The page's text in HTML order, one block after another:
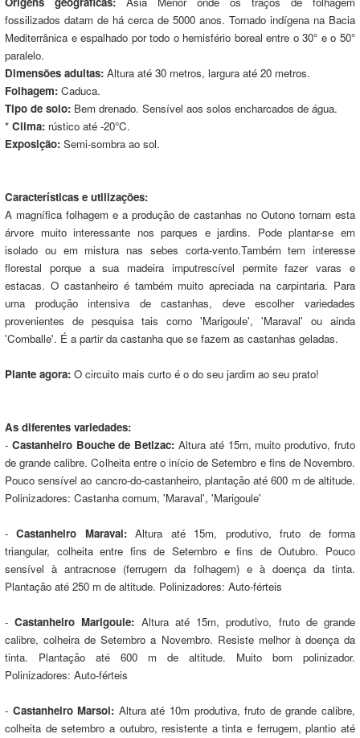
fossilizados datam de há cerca de 5000 anos. Tornado indígena na Bacia
Mediterrânica e espalhado por todo o hemisfério boreal entre o 30° e o 50°
paralelo.
Dimensões adultas: Altura até 30 metros, largura até 20 metros.
Folhagem: Caduca.
Tipo de solo: Bem drenado. Sensível aos solos encharcados de água.
* Clima: rústico até -20°C.
Exposição: Semi-sombra ao sol.
Características e utilizações:
A magnífica folhagem e a produção de castanhas no Outono tornam esta
árvore muito interessante nos parques e jardins. Pode plantar-se em
isolado ou em mistura nas sebes corta-vento.Também tem interesse
florestal porque a sua madeira imputrescível permite fazer varas e
estacas. O castanheiro é também muito apreciada na carpintaria. Para
uma produção intensiva de castanhas, deve escolher variedades
provenientes de pesquisa tais como 'Marigoule', 'Maraval' ou ainda
'Comballe'. É a partir da castanha que se fazem as castanhas geladas.
Plante agora: O circuito mais curto é o do seu jardim ao seu prato!
As diferentes variedades:
- Castanheiro Bouche de Betizac: Altura até 15m, muito produtivo, fruto
de grande calibre. Colheita entre o início de Setembro e fins de Novembro.
Pouco sensível ao cancro-do-castanheiro, plantação até 600 m de altitude.
Polinizadores: Castanha comum, 'Maraval', 'Marigoule'
-Castanheiro Maraval:Altura até 15m, produtivo, fruto de forma
triangular, colheita entre fins de Setembro e fins de Outubro. Pouco
sensível à antracnose (ferrugem da folhagem) e à doença da tinta.
Plantação até 250 m de altitude. Polinizadores: Auto-férteis
-Castanheiro Marigoule: Altura até 15m, produtivo, fruto de grande
calibre, colheira de Setembro a Novembro. Resiste melhor à doença da
tinta. Plantação até 600 m de altitude. Muito bom polinizador.
Polinizadores: Auto-férteis
- Castanheiro Marsol: Altura até 10m produtiva, fruto de grande calibre,
colheita de setembro a outubro, resistente a tinta e ferrugem, plantio até